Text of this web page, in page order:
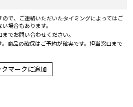
で、ご連絡いただいたタイミングによってはご
場合もあります。
でお問い合わせください。
商品の確保はご予約が確実です。担当窓口まで
クマークに追加